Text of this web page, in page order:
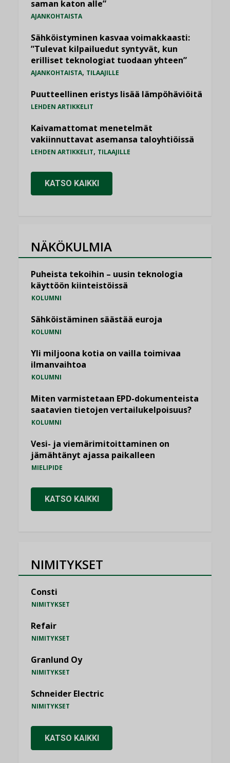
saman katon alle”
AJANKOHTAISTA
Sähköistyminen kasvaa voimakkaasti:
”Tulevat kilpailuedut syntyvät, kun
erilliset teknologiat tuodaan yhteen”
AJANKOHTAISTA, TILAAJILLE
Puutteellinen eristys lisää lämpöhäviöitä
LEHDEN ARTIKKELIT
Kaivamattomat menetelmät
vakiinnuttavat asemansa taloyhtiöissä
LEHDEN ARTIKKELIT, TILAAJILLE
KATSO KAIKKI
NÄKÖKULMIA
Puheista tekoihin – uusin teknologia
käyttöön kiinteistöissä
KOLUMNI
Sähköistäminen säästää euroja
KOLUMNI
Yli miljoona kotia on vailla toimivaa
ilmanvaihtoa
KOLUMNI
Miten varmistetaan EPD-dokumenteista
saatavien tietojen vertailukelpoisuus?
KOLUMNI
Vesi- ja viemärimitoittaminen on
jämähtänyt ajassa paikalleen
MIELIPIDE
KATSO KAIKKI
NIMITYKSET
Consti
NIMITYKSET
Refair
NIMITYKSET
Granlund Oy
NIMITYKSET
Schneider Electric
NIMITYKSET
KATSO KAIKKI